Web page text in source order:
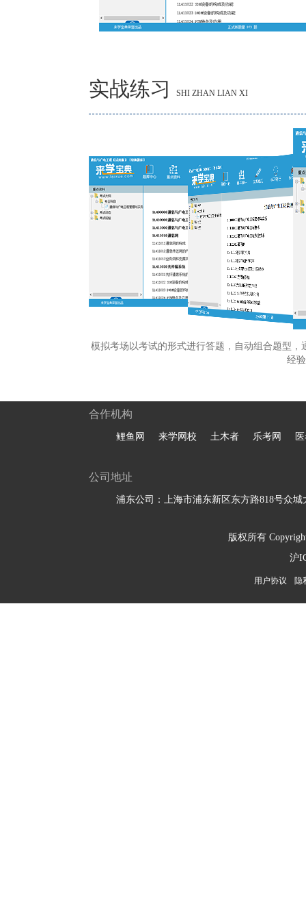
实战练习 SHI ZHAN LIAN XI
模拟考场以考试的形式进行答题，自动组合题型
经
合作机构
鲤鱼网 来学网校 土木者 乐考网
公司地址
浦东公司：上海市浦东新区东方路818号众城
版权所有
沪
用户协议 隐